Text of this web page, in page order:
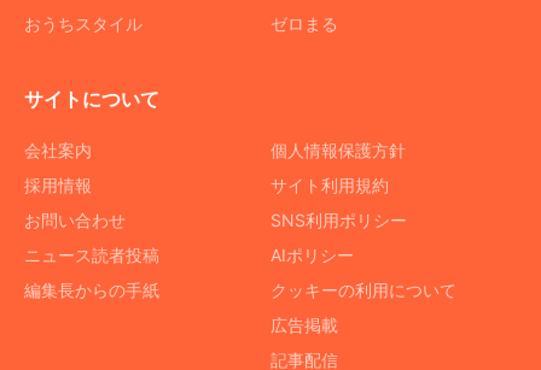
おうちスタイル
ゼロまる
サイトについて
会社案内
採用情報
お問い合わせ
ニュース読者投稿
編集長からの手紙
個人情報保護方針
サイト利用規約
SNS利用ポリシー
AIポリシー
クッキーの利用について
広告掲載
記事配信